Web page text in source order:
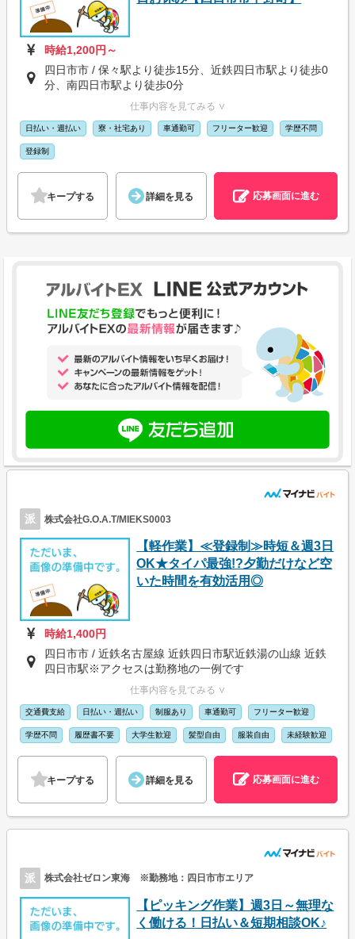
時給1,200円～
四日市市 / 保々駅より徒歩15分、近鉄四日市駅より徒歩0
分、南四日市駅より徒歩0分
仕事内容を見てみる ∨
日払い・週払い 寮・社宅あり 車通勤可 フリーター歓迎 学歴不問
登録制
キープする 詳細を見る 応募画面に進む
派 株式会社G.O.A.T/MIEKS0003
【軽作業】≪登録制≫時短＆週3日
OK★タイパ最強!?夕勤だけなど空
いた時間を有効活用◎
時給1,400円
四日市市 / 近鉄名古屋線 近鉄四日市駅近鉄湯の山線 近鉄
四日市駅※アクセスは勤務地の一例です
仕事内容を見てみる ∨
交通費支給 日払い・週払い 制服あり 車通勤可 フリーター歓迎
学歴不問 履歴書不要 大学生歓迎 髪型自由 服装自由 未経験歓迎
キープする 詳細を見る 応募画面に進む
派 株式会社ゼロン東海 ※勤務地：四日市市エリア
【ピッキング作業】週3日～無理な
く働ける！日払い＆短期相談OK♪